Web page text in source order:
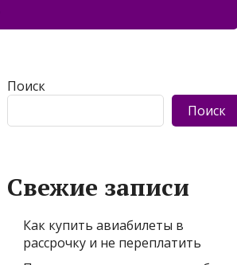
Поиск
Поиск
Свежие записи
Как купить авиабилеты в
рассрочку и не переплатить